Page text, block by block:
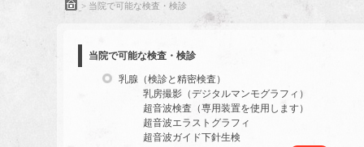
> 当院で可能な検査・検診
当院で可能な検査・検診
乳腺（検診と精密検査）
乳房撮影（デジタルマンモグラフィ）
超音波検査（専用装置を使用します）
超音波エラストグラフィ
超音波ガイド下針生検